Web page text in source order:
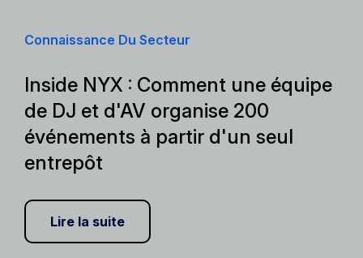
Connaissance Du Secteur
Inside NYX : Comment une équipe
de DJ et d'AV organise 200
événements à partir d'un seul
entrepôt
Lire la suite